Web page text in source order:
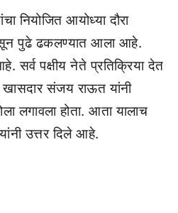
नियोजित आयोध्या दौरा
पुढे ढकलण्यात आला आहे.
सर्व पक्षीय नेते प्रतिक्रिया देत
संजय राऊत यांनी
लगावला होता. आता यालाच
उत्तर दिले आहे.